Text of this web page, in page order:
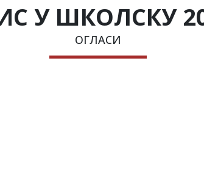
У ШКОЛСКУ
ОГЛАСИ